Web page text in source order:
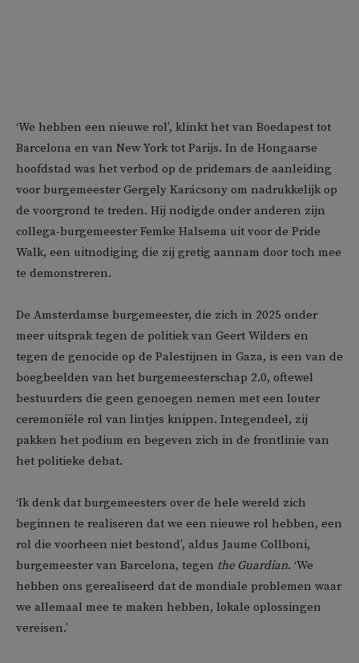
‘We hebben een nieuwe rol’, klinkt het van Boedapest tot
Barcelona en van New York tot Parijs. In de Hongaarse
hoofdstad was het verbod op de pridemars de aanleiding
voor burgemeester Gergely Karácsony om nadrukkelijk op
de voorgrond te treden. Hij nodigde onder anderen zijn
collega-burgemeester Femke Halsema uit voor de Pride
Walk, een uitnodiging die zij gretig aannam door toch mee
te demonstreren.
De Amsterdamse burgemeester, die zich in 2025 onder
meer uitsprak tegen de politiek van Geert Wilders en
tegen de genocide op de Palestijnen in Gaza, is een van de
boegbeelden van het burgemeesterschap 2.0, oftewel
bestuurders die geen genoegen nemen met een louter
ceremoniële rol van lintjes knippen. Integendeel, zij
pakken het podium en begeven zich in de frontlinie van
het politieke debat.
‘Ik denk dat burgemeesters over de hele wereld zich
beginnen te realiseren dat we een nieuwe rol hebben, een
rol die voorheen niet bestond’, aldus Jaume Collboni,
burgemeester van Barcelona, tegen the Guardian. ‘We
hebben ons gerealiseerd dat de mondiale problemen waar
we allemaal mee te maken hebben, lokale oplossingen
vereisen.’